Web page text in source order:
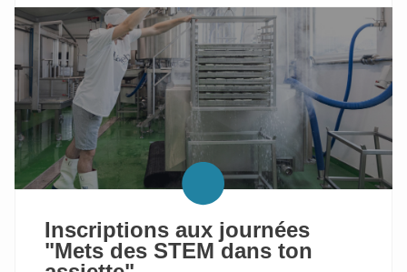
LABO
À
L’ASSIETTE
:
L'ÉQUIPE
STEAM
D'ALIMENTO
TRANSFORME
LES
VOCATIONS
Inscriptions aux journées
"Mets des STEM dans ton